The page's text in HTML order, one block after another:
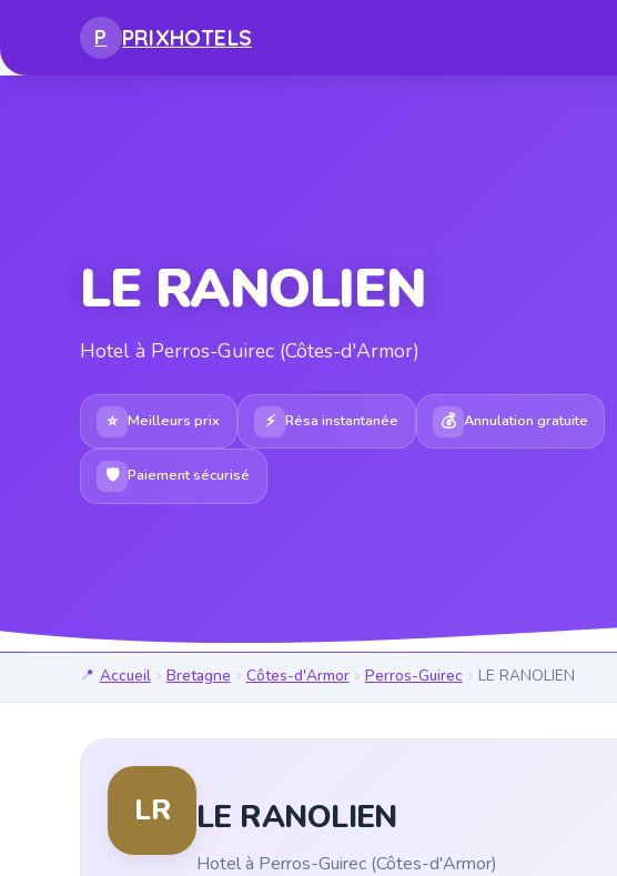
P PRIXHOTELS
LE RANOLIEN
Hotel à Perros-Guirec (Côtes-d'Armor)
⭐ Meilleurs prix ⚡ Résa instantanée 💰 Annulation gratuite
🛡 Paiement sécurisé
Accueil Bretagne Côtes-d'Armor Perros-Guirec LE RANOLIEN
LR LE RANOLIEN
Hotel à Perros-Guirec (Côtes-d'Armor)